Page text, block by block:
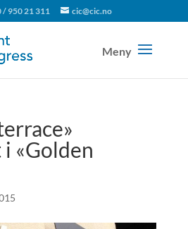
/ 950 21 311 cic@cic.no
«Golden